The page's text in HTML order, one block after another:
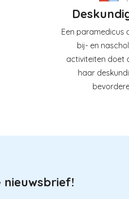
Een paramedicus
bij- en
activiteiten doet
haar